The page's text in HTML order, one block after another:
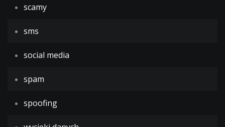
scamy
sms
social media
spam
spoofing